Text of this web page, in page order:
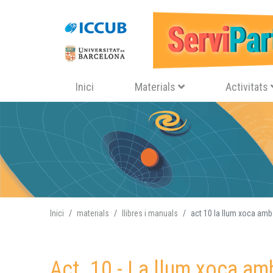
Navegació principal
Inici Materials Activitats
Inici materials llibres i manuals act 10 la llum xoca